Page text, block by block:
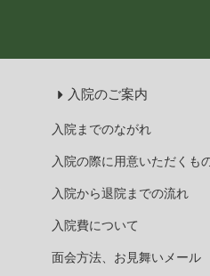
入院のご案内
入院までのながれ
入院の際に用意いただくも
入院から退院までの流れ
入院費について
面会方法、お見舞いメール